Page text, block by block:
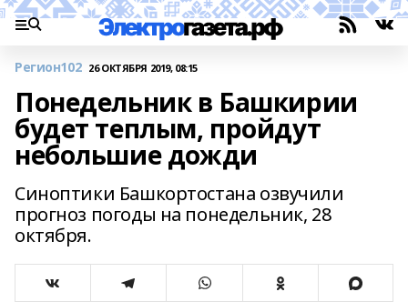
Регион102 26 ОКТЯБРЯ 2019, 08:15
Понедельник в Башкирии
будет теплым, пройдут
небольшие дожди
Синоптики Башкортостана озвучили
прогноз погоды на понедельник, 28
октября.